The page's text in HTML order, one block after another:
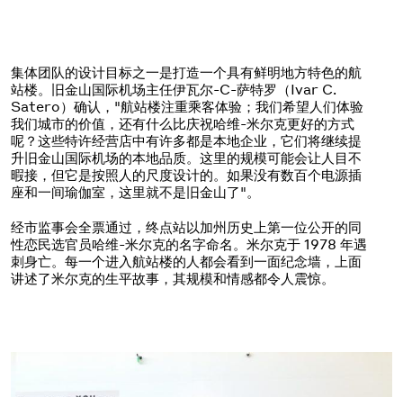
集体团队的设计目标之一是打造一个具有鲜明地方特色的航
站楼。旧金山国际机场主任伊瓦尔-C-萨特罗（Ivar C.
Satero）确认，"航站楼注重乘客体验；我们希望人们体验
我们城市的价值，还有什么比庆祝哈维-米尔克更好的方式
呢？这些特许经营店中有许多都是本地企业，它们将继续提
升旧金山国际机场的本地品质。这里的规模可能会让人目不
暇接，但它是按照人的尺度设计的。如果没有数百个电源插
座和一间瑜伽室，这里就不是旧金山了"。
经市监事会全票通过，终点站以加州历史上第一位公开的同
性恋民选官员哈维-米尔克的名字命名。米尔克于 1978 年遇
刺身亡。每一个进入航站楼的人都会看到一面纪念墙，上面
讲述了米尔克的生平故事，其规模和情感都令人震惊。